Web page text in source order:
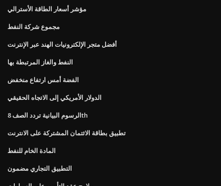
مؤشر أسعار الطاقة الأسترالي
مجموع شركة النفط
أفضل متجر الإلكترونيات الهند عبر الإنترنت
النفط والغاز المرتبطة بها
الفضة أمس ارتفاع منخفض
الدولار الأمريكي إلى الاتجاه الحقيقي
الرسوم البيانية تردد الصف 8th
تطبيق بطاقة الائتمان المشتركة على الانترنت
المادة الخام للنفط
التطبيق التجاري مضمون